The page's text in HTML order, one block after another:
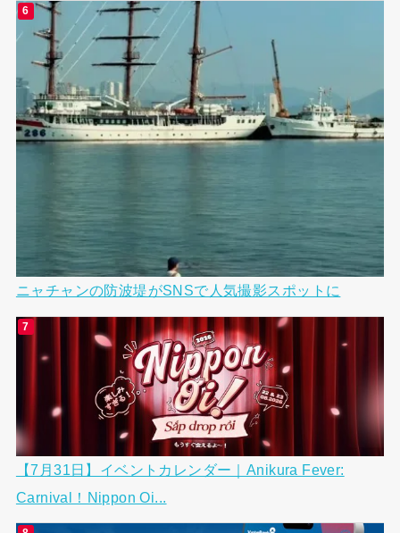
ニャチャンの防波堤がSNSで人気撮影スポットに
【7月31日】イベントカレンダー｜Anikura Fever:
Carnival！Nippon Oi...